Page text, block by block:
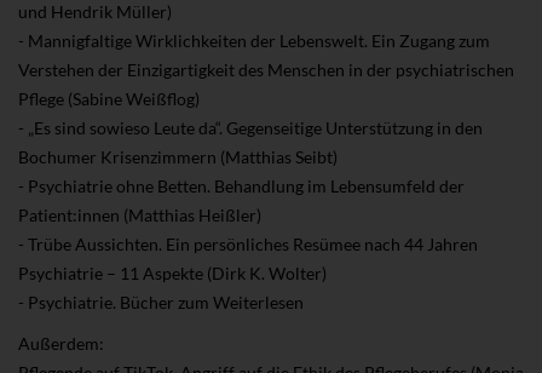
und Hendrik Müller)
- Mannigfaltige Wirklichkeiten der Lebenswelt. Ein Zugang zum
Verstehen der Einzigartigkeit des Menschen in der psychiatrischen
Pflege (Sabine Weißflog)
- „Es sind sowieso Leute da“. Gegenseitige Unterstützung in den
Bochumer Krisenzimmern (Matthias Seibt)
- Psychiatrie ohne Betten. Behandlung im Lebensumfeld der
Patient:innen (Matthias Heißler)
- Trübe Aussichten. Ein persönliches Resümee nach 44 Jahren
Psychiatrie – 11 Aspekte (Dirk K. Wolter)
- Psychiatrie. Bücher zum Weiterlesen
Außerdem: